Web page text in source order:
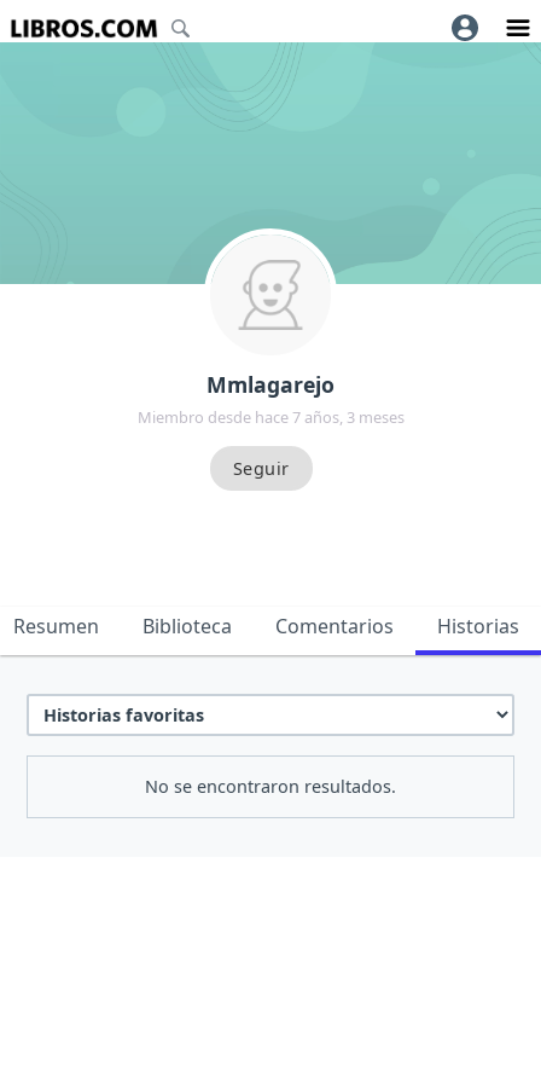
Mmlagarejo
Miembro desde hace 7 años, 3 meses
Resumen Biblioteca Comentarios Historias
No se encontraron resultados.